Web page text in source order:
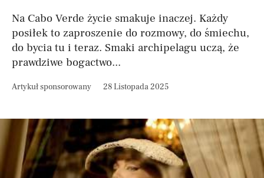
Na Cabo Verde życie smakuje inaczej. Każdy
posiłek to zaproszenie do rozmowy, do śmiechu,
do bycia tu i teraz. Smaki archipelagu uczą, że
prawdziwe bogactwo...
Artykuł sponsorowany 28 Listopada 2025